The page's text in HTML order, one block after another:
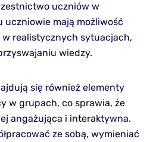
uczniów w
uczniowie mają możliwość
realistycznych sytuacjach,
wiedzy.
się również elementy
w grupach, co sprawia, że
angażująca i interaktywna.
ze sobą, wymieniać